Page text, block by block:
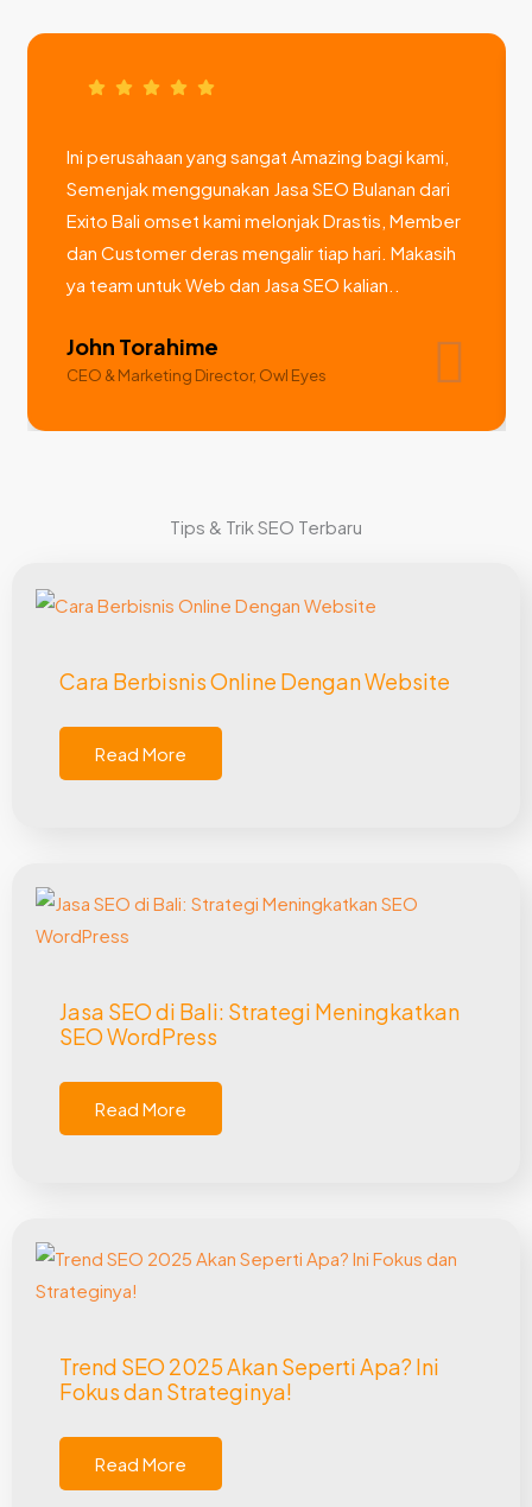
Ini perusahaan yang sangat Amazing bagi kami,
Semenjak menggunakan Jasa SEO Bulanan dari
Exito Bali omset kami melonjak Drastis, Member
dan Customer deras mengalir tiap hari. Makasih
ya team untuk Web dan Jasa SEO kalian..
John Torahime
CEO & Marketing Director, Owl Eyes
Tips & Trik SEO Terbaru
Cara Berbisnis Online Dengan Website
Read More
Jasa SEO di Bali: Strategi Meningkatkan
SEO WordPress
Read More
Trend SEO 2025 Akan Seperti Apa? Ini
Fokus dan Strateginya!
Read More